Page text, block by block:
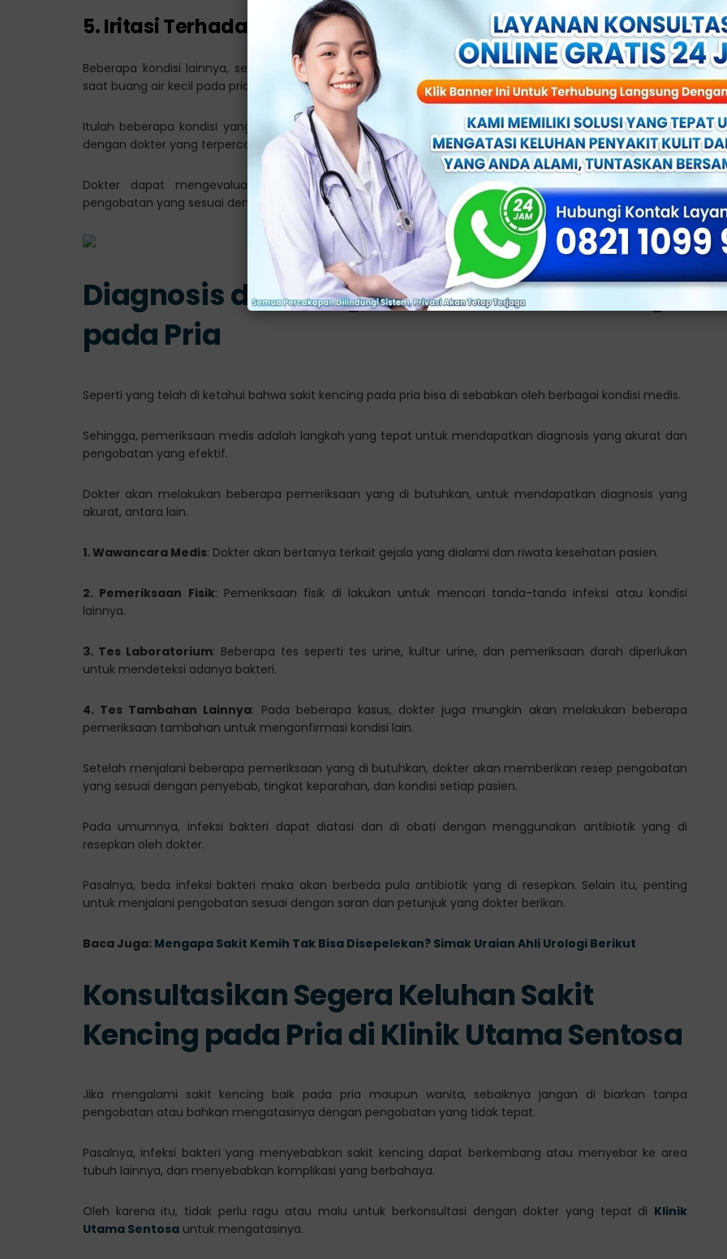
5. Iritasi Terhadap Produk Kebersihan
Beberapa kondisi lainnya, seperti iritasi terhadap produk kebersihan, juga bisa menyebabkan rasa sakit
saat buang air kecil pada pria.
Itulah beberapa kondisi yang dapat menyebabkan sakit kencing pada pria. Penting untuk berkonsultasi
dengan dokter yang terpercaya di
Klinik Utama Sentosa
Dokter dapat mengevaluasi kondisi Anda secara keseluruhan, dan memberikan diagnosis dan
pengobatan yang sesuai dengan penyebabnya.
Diagnosis dan Pengobatan Sakit Kencing
pada Pria
Seperti yang telah di ketahui bahwa sakit kencing pada pria bisa di sebabkan oleh berbagai kondisi medis.
Sehingga, pemeriksaan medis adalah langkah yang tepat untuk mendapatkan diagnosis yang akurat dan
pengobatan yang efektif.
Dokter akan melakukan beberapa pemeriksaan yang di butuhkan, untuk mendapatkan diagnosis yang
akurat, antara lain.
1. Wawancara Medis: Dokter akan bertanya terkait gejala yang dialami dan riwata kesehatan pasien.
2. Pemeriksaan Fisik: Pemeriksaan fisik di lakukan untuk mencari tanda-tanda infeksi atau kondisi
lainnya.
3. Tes Laboratorium: Beberapa tes seperti tes urine, kultur urine, dan pemeriksaan darah diperlukan
untuk mendeteksi adanya bakteri.
4. Tes Tambahan Lainnya: Pada beberapa kasus, dokter juga mungkin akan melakukan beberapa
pemeriksaan tambahan untuk mengonfirmasi kondisi lain.
Setelah menjalani beberapa pemeriksaan yang di butuhkan, dokter akan memberikan resep pengobatan
yang sesuai dengan penyebab, tingkat keparahan, dan kondisi setiap pasien.
Pada umumnya, infeksi bakteri dapat diatasi dan di obati dengan menggunakan antibiotik yang di
resepkan oleh dokter.
Pasalnya, beda infeksi bakteri maka akan berbeda pula antibiotik yang di resepkan. Selain itu, penting
untuk menjalani pengobatan sesuai dengan saran dan petunjuk yang dokter berikan.
Baca Juga: Mengapa Sakit Kemih Tak Bisa Disepelekan? Simak Uraian Ahli Urologi Berikut
Konsultasikan Segera Keluhan Sakit
Kencing pada Pria di Klinik Utama Sentosa
Jika mengalami sakit kencing baik pada pria maupun wanita, sebaiknya jangan di biarkan tanpa
pengobatan atau bahkan mengatasinya dengan pengobatan yang tidak tepat.
Pasalnya, infeksi bakteri yang menyebabkan sakit kencing dapat berkembang atau menyebar ke area
tubuh lainnya, dan menyebabkan komplikasi yang berbahaya.
Oleh karena itu, tidak perlu ragu atau malu untuk berkonsultasi dengan dokter yang tepat di Klinik
Utama Sentosauntuk mengatasinya.